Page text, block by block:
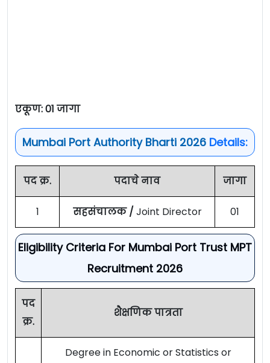
एकूण:01 जागा
Mumbai Port Authority Bharti 2026 Details:
पद क्र. पदाचे नाव जागा
1 सहसंचालक / Joint Director 01
Eligibility Criteria For Mumbai Port Trust MPT
Recruitment 2026
पद
क्र.
शैक्षणिक पात्रता
Degree in Economic or Statistics or